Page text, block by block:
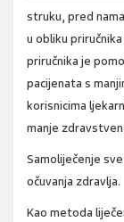
struku, pred
u obliku
priručnika je
pacijenata s
korisnicima
manje
Samoliječenje
očuvanja zdravlja.
Kao metoda